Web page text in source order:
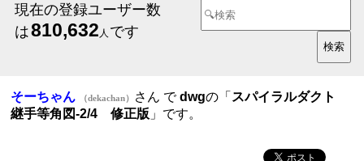
現在の登録ユーザー数
は810,632 人 です
そーちゃん （dekachan） さん でdwgの「 スパイラルダクト
継手等角図-2/4 修正版 」です。